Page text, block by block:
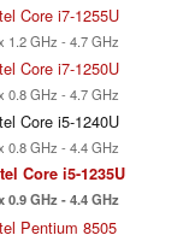
Core i7-1255U
1.2 GHz - 4.7 GHz
Core i7-1250U
0.8 GHz - 4.7 GHz
Core i5-1240U
0.8 GHz - 4.4 GHz
Core i5-1235U
0.9 GHz - 4.4 GHz
Pentium 8505